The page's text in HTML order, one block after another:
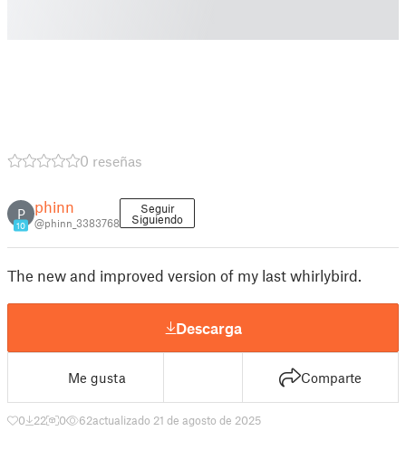
0 reseñas
P
10
phinn
@phinn_3383768
Seguir
Siguiendo
The new and improved version of my last whirlybird.
Descarga
Me gusta Comparte
0 22 0 62actualizado 21 de agosto de 2025